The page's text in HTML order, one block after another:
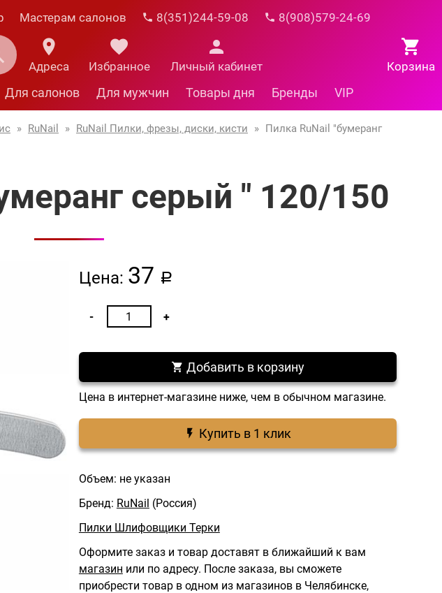
Мастерам салонов 8(351)244-59-08 8(908)579-24-69
Корзина
Адреса Избранное Личный кабинет
Для салонов Для мужчин Товары дня Бренды VIP
» RuNail » RuNail Пилки, фрезы, диски, кисти » Пилка RuNail "бумеранг
серый " 120/150
Цена: 37 a
Добавить в корзину
Цена в интернет-магазине ниже, чем в обычном магазине.
Купить в 1 клик
Объем: не указан
Бренд: RuNail (Россия)
Пилки Шлифовщики Терки
Оформите заказ и товар доставят в ближайший к вам
магазин или по адресу. После заказа, вы сможете
приобрести товар в одном из магазинов в Челябинске,